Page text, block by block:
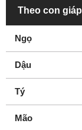
Theo con giáp
Ngọ
Dậu
Tý
Mão